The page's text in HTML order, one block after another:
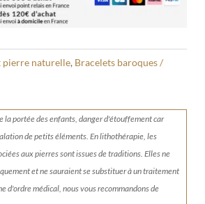
pierre naturelle, Bracelets baroques /
la portée des enfants, danger d'étouffement car
de petits éléments.En lithothérapie, les
aux pierres sont issues de traditions. Elles ne
et ne sauraient se substituer à un traitement
d'ordre médical, nous vous recommandons de